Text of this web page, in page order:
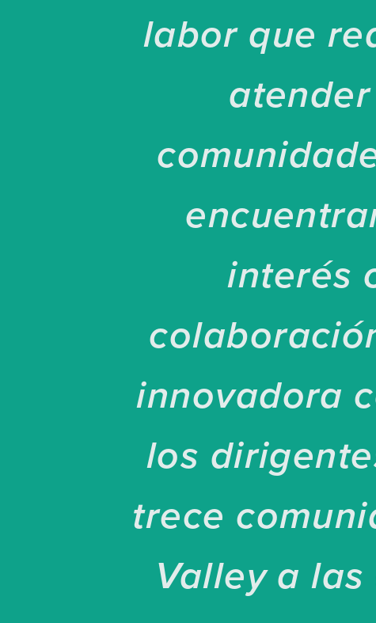
labor que
interés
innovadora
los
trece
Valley a